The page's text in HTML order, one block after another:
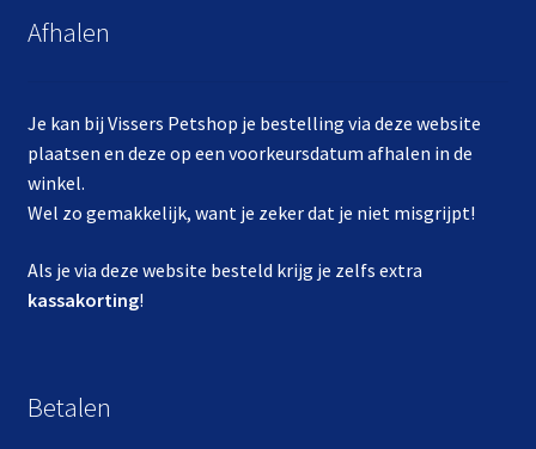
Afhalen
Je kan bij Vissers Petshop je bestelling via deze website
plaatsen en deze op een voorkeursdatum afhalen in de
winkel.
Wel zo gemakkelijk, want je zeker dat je niet misgrijpt!
Als je via deze website besteld krijg je zelfs extra
kassakorting!
Betalen